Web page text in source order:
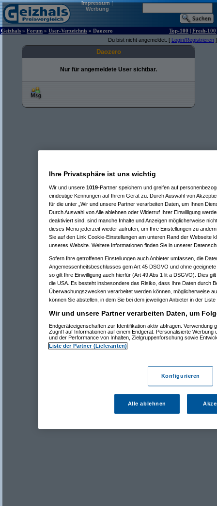
Impressum|
Werbung
Geizhals » Forum » User-Verzeichnis » Daozero Top-100 | Fresh-100
Du bist nicht angemeldet. [ Login/Registrieren ]
Daozero
Nur für angemeldete User sichtbar.
Ihre Privatsphäre ist uns wichtig
Wir und unsere 1019-Partner speichern und greifen auf
eindeutige Kennungen auf Ihrem Gerät zu. Durch Auswahl von
für die unter „Wir und unsere Partner verarbeiten Daten, um Ihnen
Durch Auswahl von Alle ablehnen oder Widerruf Ihrer Einwilligung
deaktiviert sind, sind manche Inhalte und Anzeigen möglicherweise
dieses Menü jederzeit wieder aufrufen, um Ihre Einstellungen zu
Sie auf den Link Cookie-Einstellungen am unteren Rand der Webseite
unseres Website. Weitere Informationen finden Sie in unserer
Sofern Ihre getroffenen Einstellungen auch Anbieter umfassen, die
Angemessenheitsbeschlusses gem Art 45 DSGVO und ohne
so gilt Ihre Einwilligung auch hierfür (Art 49 Abs 1 lit a DSGVO). Dies
die USA. Es besteht insbesondere das Risiko, dass Ihre Daten durch
Überwachungszwecken verarbeitet werden können, möglicherweise
können Sie abstellen, in dem Sie bei dem jeweiligen Anbieter in der
Wir und unsere Partner verarbeiten Daten, um
Endgeräteeigenschaften zur Identifikation aktiv abfragen. Verwendung
Zugriff auf Informationen auf einem Endgerät. Personalisierte Werbung
und der Performance von Inhalten, Zielgruppenforschung sowie
Liste der Partner (Lieferanten)
Konfigurieren
Alle ablehnen